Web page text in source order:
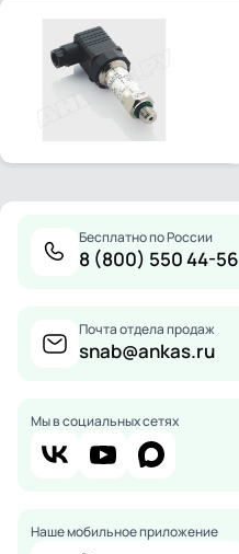
Бесплатно по России
8 (800) 550 44-56
Почта отдела продаж
snab@ankas.ru
Мы в социальных сетях
Наше мобильное приложение